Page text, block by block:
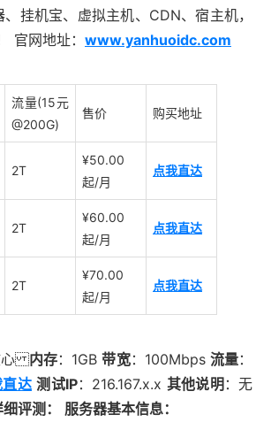
挂机宝、虚拟主机、CDN、宿主机，
官网地址： www.yanhuoidc.com
流量(15元
@200G)
售价 购买地址
2T
¥50.00
起/月
点我直达
2T
¥60.00
起/月
点我直达
2T
¥70.00
起/月
点我直达
心内存：1GB带宽：100Mbps 流量：
直达 测试IP：216.167.x.x 其他说明 ：无
评测： 服务器基本信息：